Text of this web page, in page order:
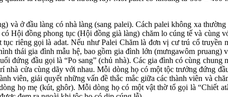
và ở đầu làng có nhà làng (sang palei). Cách palei không xa
Hội đồng phong tục (Hội đồng già làng) chăm lo cúng tế và cùng
tục riêng gọi là adat. Nếu như Palei Chăm là đơn vị cư trú cổtruyền
thái gia đình mẫu hệ, bao gồm gia đình lớn (mưngawôm
đứng đầu gọi là “Po sang” (chủ nhà). Các gia đình có cùng
cửa cùng dãy với nhau. Mỗi dòng họ có một tộc trưởng đứng
viên, giải quyết những vấn đề thắc mắc giữa các thành viên và
họ mẹ (kút, ghôr). Mỗi dòng họ có một vật thờ tổ gọi là “Chiết